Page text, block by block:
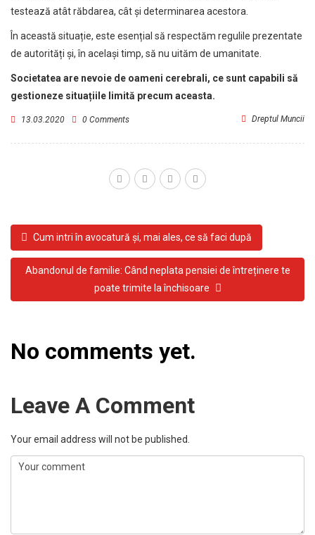
testează atât răbdarea, cât și determinarea acestora.
În această situație, este esențial să respectăm regulile prezentate
de autorități și, în același timp, să nu uităm de umanitate.
Societatea are nevoie de oameni cerebrali, ce sunt capabili să
gestioneze situațiile limită precum aceasta.
13.03.2020 Dreptul Muncii
0 Comments
Cum intri în avocatură și, mai ales, ce să faci după
Abandonul de familie: Când neplata pensiei de întreținere te
poate trimite la închisoare
No comments yet.
Leave A Comment
Your email address will not be published.